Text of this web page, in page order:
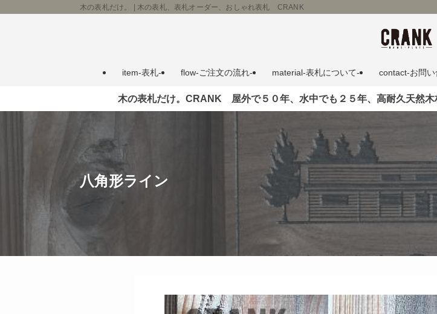
木の表札だけ。 | 木の表札、表札オーダー、おしゃれ表札 CRANK
item-表札- flow-ご注文の流れ‐ material-表札について‐ contact‐お問い
木の表札だけ。CRANK 屋外で５０年、水中でも２５年、高耐久天然
八角形ライン